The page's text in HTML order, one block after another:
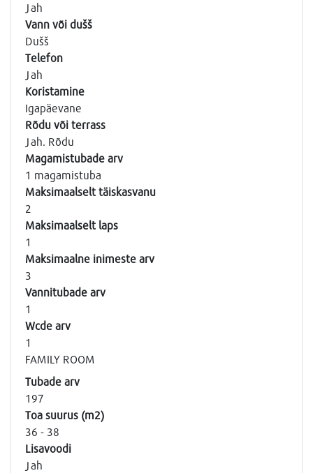
Jah
Vann või dušš
Dušš
Telefon
Jah
Koristamine
Igapäevane
Rõdu või terrass
Jah. Rõdu
Magamistubade arv
1 magamistuba
Maksimaalselt täiskasvanu
2
Maksimaalselt laps
1
Maksimaalne inimeste arv
3
Vannitubade arv
1
Wcde arv
1
FAMILY ROOM
Tubade arv
197
Toa suurus (m2)
36 - 38
Lisavoodi
Jah